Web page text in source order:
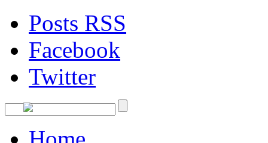
Posts RSS
Facebook
Twitter